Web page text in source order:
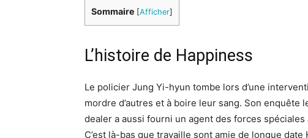
Sommaire [Afficher]
L’histoire de Happiness
Le policier Jung Yi-hyun tombe lors d’une
mordre d’autres et à boire leur sang. Son enquête
dealer a aussi fourni un agent des forces
C’est là-bas que travaille sont amie de longue date